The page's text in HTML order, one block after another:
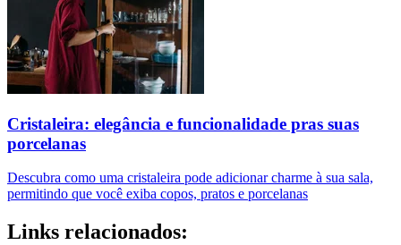
Cristaleira: elegância e funcionalidade pras suas
porcelanas
Descubra como uma cristaleira pode adicionar charme à sua sala,
permitindo que você exiba copos, pratos e porcelanas
Links relacionados: